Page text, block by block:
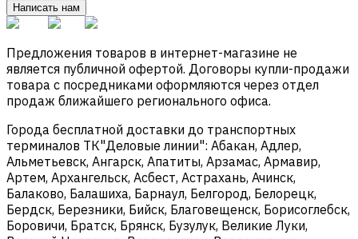
Написать нам
Предложения товаров в интернет-магазине не
является публичной офертой. Договоры купли-продажи
товара с посредниками оформляются через отдел
продаж ближайшего регионального офиса.
Города бесплатной доставки до транспортных
терминалов ТК"Деловые линии": Абакан, Адлер,
Альметьевск, Ангарск, Апатиты, Арзамас, Армавир,
Артем, Архангельск, Асбест, Астрахань, Ачинск,
Балаково, Балашиха, Барнаул, Белгород, Белорецк,
Бердск, Березники, Бийск, Благовещенск, Борисоглебск,
Боровичи, Братск, Брянск, Бузулук, Великие Луки,